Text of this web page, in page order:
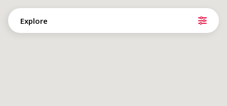
Explore